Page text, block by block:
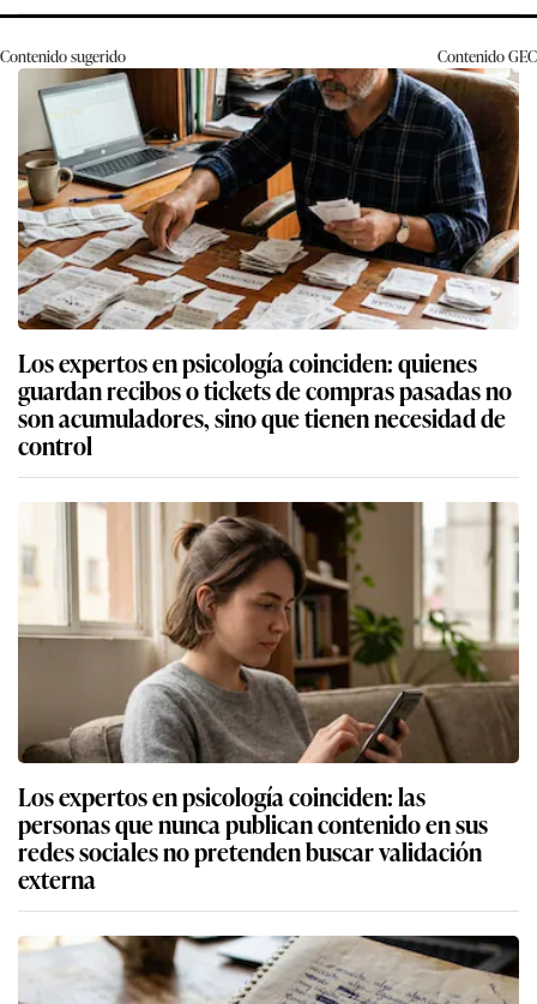
Contenido sugerido ContenidoGEC
Los expertos en psicología coinciden: quienes
guardan recibos o tickets de compras pasadas no
son acumuladores, sino que tienen necesidad de
control
Los expertos en psicología coinciden: las
personas que nunca publican contenido en sus
redes sociales no pretenden buscar validación
externa